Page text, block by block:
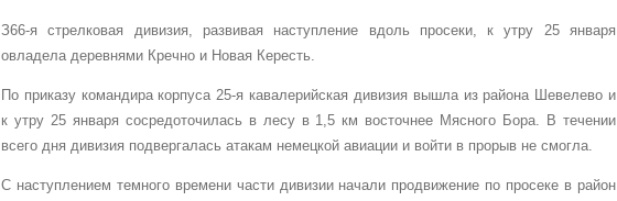
З66-я стрелковая дивизия, развивая наступление вдоль просеки, к утру 25 января
овладела деревнями Кречно и Новая Кересть.
По приказу командира корпуса 25-я кавалерийская дивизия вышла из района Шевелево и
к утру 25 января сосредоточилась в лесу в 1,5 км восточнее Мясного Бора. В течении
всего дня дивизия подвергалась атакам немецкой авиации и войти в прорыв не смогла.
С наступлением темного времени части дивизии начали продвижение по просеке в район